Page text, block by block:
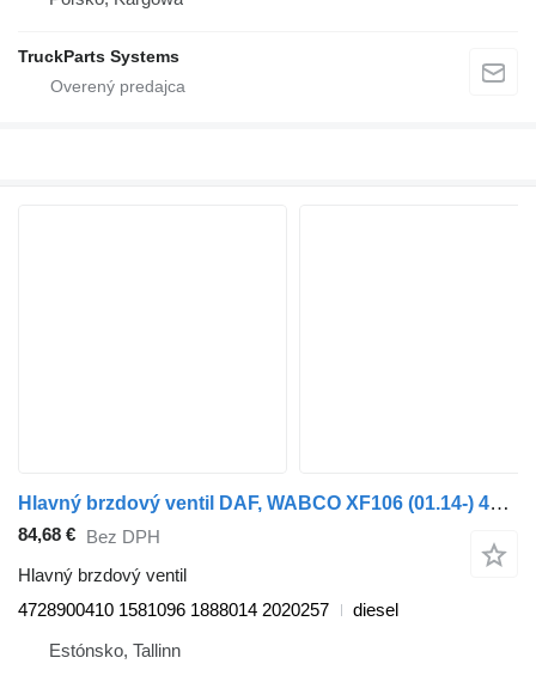
TruckParts Systems
Hlavný brzdový ventil DAF, WABCO XF106 (01.14-) 4728900410 na ťahača DAF XF106 (2014-)
84,68 € Bez DPH
Hlavný brzdový ventil
4728900410 1581096 1888014 2020257
diesel
Estónsko, Tallinn